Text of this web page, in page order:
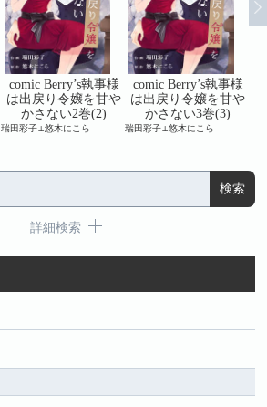
comic Berry’s執事様
は出戻り令嬢を甘や
かさない2巻(2)
瑞田彩子⊥悠木にこら
comic Berry’s執事様
は出戻り令嬢を甘や
かさない3巻(3)
瑞田彩子⊥悠木にこら
詳細検索